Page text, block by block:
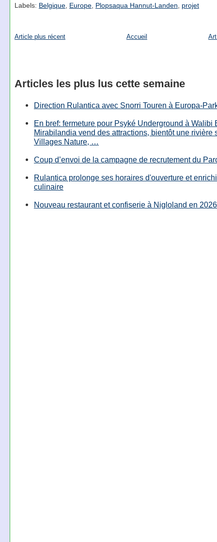
Labels: Belgique, Europe, Plopsaqua Hannut-Landen projet
Article plus récent Accueil
Articles les plus lus cette semaine
Direction Rulantica avec Snorri Touren à Europa-
En bref: fermeture pour Psyké Underground à Walibi
Mirabilandia vend des attractions, bientôt une rivière
Villages Nature, …
Coup d’envoi de la campagne de recrutement du
Rulantica prolonge ses horaires d'ouverture et
culinaire
Nouveau restaurant et confiserie à Nigloland en 2026